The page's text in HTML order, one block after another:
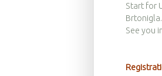
Start for
Brtonigla.
See you